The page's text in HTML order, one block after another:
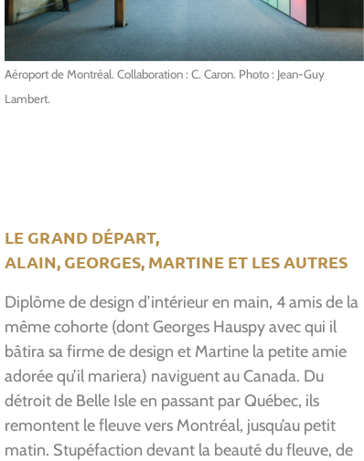
Aéroport de Montréal. Collaboration : C. Caron. Photo : Jean-Guy
Lambert.
LE GRAND DÉPART,
ALAIN, GEORGES, MARTINE ET LES AUTRES
Diplôme de design d’intérieur en main, 4 amis de la
même cohorte (dont Georges Hauspy avec qui il
bâtira sa firme de design et Martine la petite amie
adorée qu’il mariera) naviguent au Canada. Du
détroit de Belle Isle en passant par Québec, ils
remontent le fleuve vers Montréal, jusqu’au petit
matin. Stupéfaction devant la beauté du fleuve, de